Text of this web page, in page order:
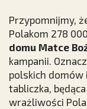
Przypomnijmy,
Polakom 278
domu Matce
kampanii.
polskich domów
tabliczka,
wrażliwości